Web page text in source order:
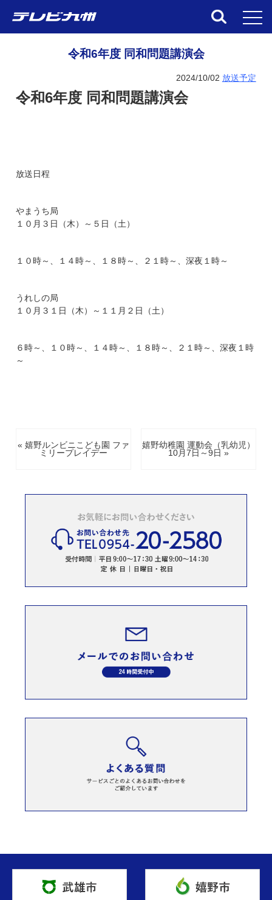
令和6年度 同和問題講演会
2024/10/02 放送予定
令和6年度 同和問題講演会
放送日程
やまうち局
１０月３日（木）～５日（土）
１０時～、１４時～、１８時～、２１時～、深夜１時～
うれしの局
１０月３１日（木）～１１月２日（土）
６時～、１０時～、１４時～、１８時～、２１時～、深夜１時
～
« 嬉野ルンビニこども園 ファ
ミリープレイデー
嬉野幼稚園 運動会（乳幼児）
10月7日～9日 »